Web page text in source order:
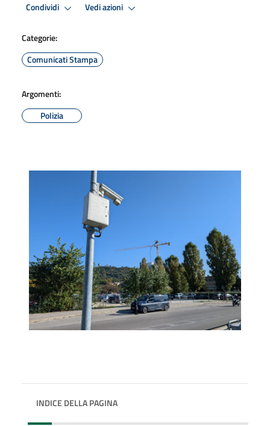
Condividi Vedi azioni
Categorie:
Comunicati Stampa
Argomenti:
Polizia
INDICE DELLA PAGINA